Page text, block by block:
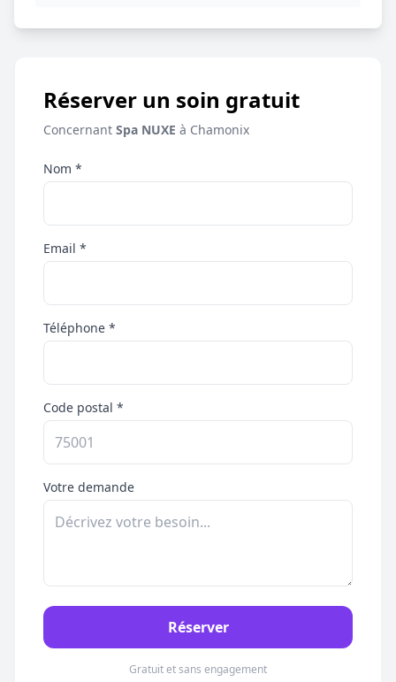
Réserver un soin gratuit
Concernant Spa NUXE à Chamonix
Nom *
Email *
Téléphone *
Code postal *
Votre demande
Réserver
Gratuit et sans engagement